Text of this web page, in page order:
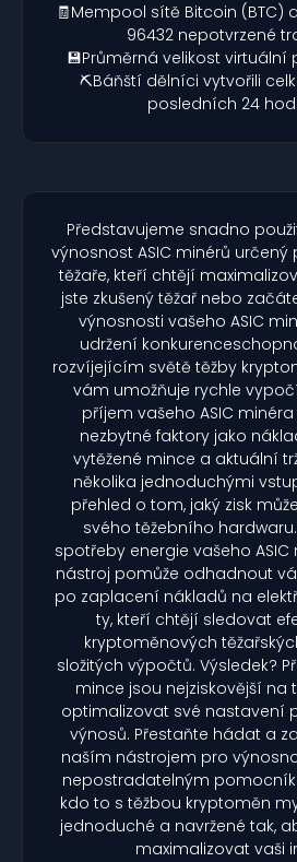
🧾Mempool sítě Bitcoin (BTC)
96432 nepotvrzené
💾Průměrná velikost virtuální
⛏️Báňští dělníci vytvořili
posledních 24
Představujeme snadno
výnosnost ASIC minérů
těžaře, kteří chtějí
jste zkušený těžař nebo
výnosnosti vašeho ASIC
udržení
rozvíjejícím světě těžby
vám umožňuje rychle
příjem vašeho ASIC
nezbytné faktory jako
vytěžené mince a aktuální
několika jednoduchými
přehled o tom, jaký zisk
svého těžebního
spotřeby energie vašeho
nástroj pomůže odhadnout
po zaplacení nákladů na
ty, kteří chtějí sledovat
kryptoměnových
složitých výpočtů. Výsledek?
mince jsou nejziskovější na
optimalizovat své nastavení
výnosů. Přestaňte hádat a
naším nástrojem pro
nepostradatelným
kdo to s těžbou kryptoměn
jednoduché a navržené tak,
maximalizovat vaši